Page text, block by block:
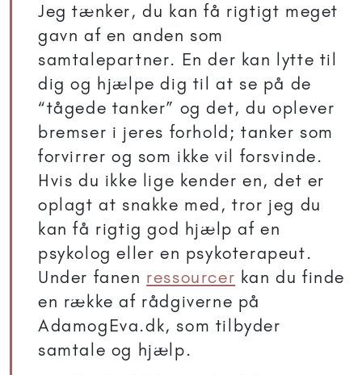
Jeg tænker, du kan få rigtigt meget
gavn af en anden som
samtalepartner. En der kan lytte til
dig og hjælpe dig til at se på de
“tågede tanker” og det, du oplever
bremser i jeres forhold; tanker som
forvirrer og som ikke vil forsvinde.
Hvis du ikke lige kender en, det er
oplagt at snakke med, tror jeg du
kan få rigtig god hjælp af en
psykolog eller en psykoterapeut.
Under fanen ressourcer kan du finde
en række af rådgiverne på
AdamogEva.dk, som tilbyder
samtale og hjælp.